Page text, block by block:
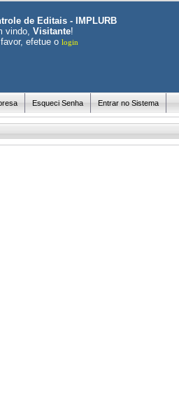
de Editais - IMPLURB
vindo, Visitante!
efetue o login
Esqueci Senha Entrar no Sistema